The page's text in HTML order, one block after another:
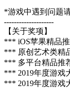
*游戏中遇到问题
--------------------
【关于奖项】
*** iOS苹果精品
*** 原创艺术类精
*** 多平台精品推
*** 2019年度游戏
*** 2019年度游戏